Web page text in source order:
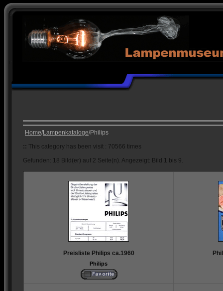
Home/Lampenkataloge/Philips
:: This category has been visit : 70566 times
Gefunden: 18 Bild(er) auf 2 Seite(n). Angezeigt: Bild 1 bis 9.
Preisliste Philips ca.1960
Philips